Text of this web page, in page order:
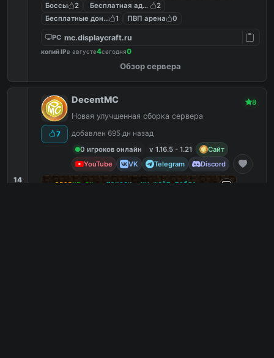
Боссы 2 Бесплатная админка
2
Бесплатные донат кейсы
1 ПВП арена 0
PC mc.displaycraft.ru
копий IPв августе4сегодня0
Обзор сервера
14
7
DecentMC 8
Новая улучшенная сборка сервера
добавлен 695 дн назад
0 игроков онлайн
v 1.16.5 - 1.21
Сайт
YouTube
VK Telegram Discord
ᴅᴇᴄᴇɴᴛ sᴜ
Заходи, мы ждёт тебя!